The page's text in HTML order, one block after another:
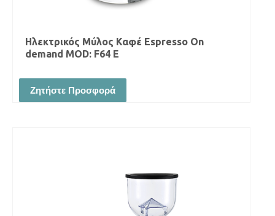
Ηλεκτρικός Μύλος Καφέ Espresso On
demand MOD: F64 E
Ζητήστε Προσφορά